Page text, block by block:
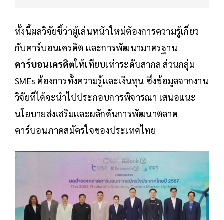
ทั้งนี้ผลวิจัยชี้ว่าผู้เล่นหน้าใหม่ต้องการความรู้เกี่ยว
กับคาร์บอนเครดิต และการพัฒนามาตรฐาน
คาร์บอนเครดิตให้เทียบเท่าระดับสากล ส่วนกลุ่ม
SMEs ต้องการทั้งความรู้และเงินทุน ซึ่งข้อมูลจากงาน
วิจัยที่ได้จะนำไปประกอบการพิจารณา เสนอแนะ
นโยบายส่งเสริมและผลักดันการพัฒนาตลาด
คาร์บอนภาคสมัครใจของประเทศไทย